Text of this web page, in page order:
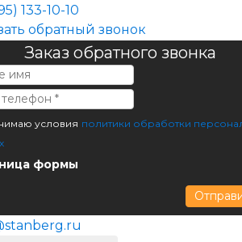
133-10-10
обратный звонок
Заказ обратного звонка
условия политики обработки
формы